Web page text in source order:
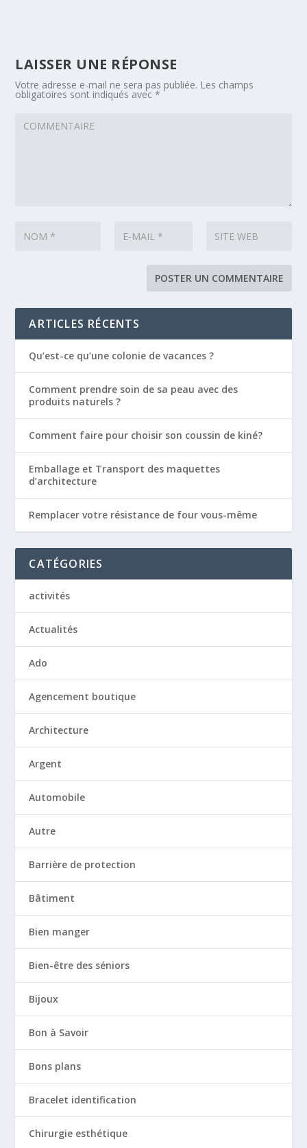
LAISSER UNE RÉPONSE
Votre adresse e-mail ne sera pas publiée. Les champs
obligatoires sont indiqués avec*
ARTICLES RÉCENTS
Qu’est-ce qu’une colonie de vacances ?
Comment prendre soin de sa peau avec des
produits naturels ?
Comment faire pour choisir son coussin de kiné?
Emballage et Transport des maquettes
d’architecture
Remplacer votre résistance de four vous-même
CATÉGORIES
activités
Actualités
Ado
Agencement boutique
Architecture
Argent
Automobile
Autre
Barrière de protection
Bâtiment
Bien manger
Bien-être des séniors
Bijoux
Bon à Savoir
Bons plans
Bracelet identification
Chirurgie esthétique